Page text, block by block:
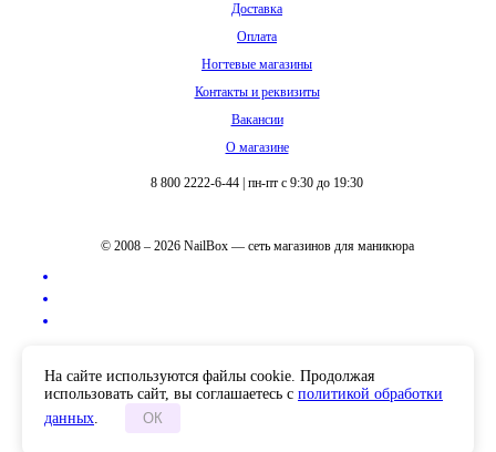
Доставка
Оплата
Ногтевые магазины
Контакты и реквизиты
Вакансии
О магазине
8 800 2222-6-44 пн-пт с 9:30 до 19:30
© 2008 – 2026 NailBox — сеть магазинов для маникюра
На сайте используются файлы cookie. Продолжая
использовать сайт, вы соглашаетесь с политикой обработки
данных. ОК